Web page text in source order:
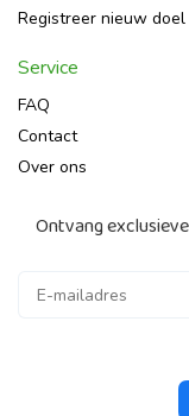
Registreer nieuw doel
Service
FAQ
Contact
Over ons
Ontvang